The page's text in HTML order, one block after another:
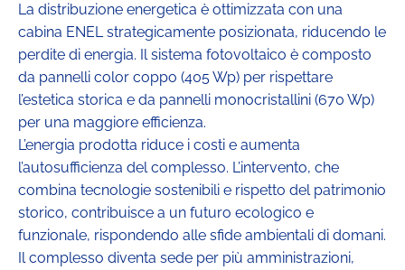
La distribuzione energetica è ottimizzata con una
cabina ENEL strategicamente posizionata, riducendo le
perdite di energia. Il sistema fotovoltaico è composto
da pannelli color coppo (405 Wp) per rispettare
l’estetica storica e da pannelli monocristallini (670 Wp)
per una maggiore efficienza.
L’energia prodotta riduce i costi e aumenta
l’autosufficienza del complesso. L’intervento, che
combina tecnologie sostenibili e rispetto del patrimonio
storico, contribuisce a un futuro ecologico e
funzionale, rispondendo alle sfide ambientali di domani.
Il complesso diventa sede per più amministrazioni,